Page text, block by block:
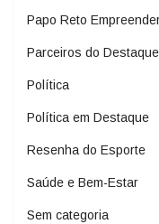
Papo Reto
Parceiros do Destaque
Política
Política em Destaque
Resenha do Esporte
Saúde e Bem-Estar
Sem categoria